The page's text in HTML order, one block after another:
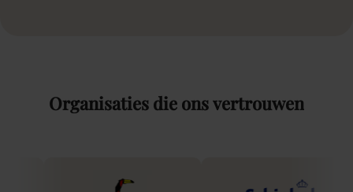
Organisaties die onsvertrouwen